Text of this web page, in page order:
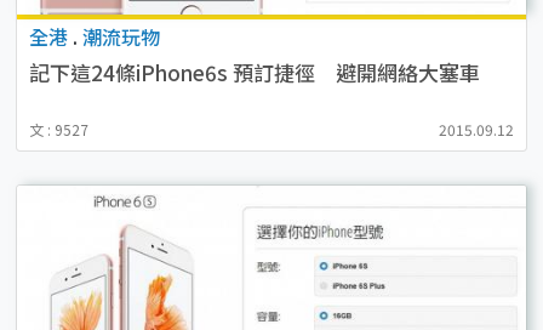
全港 . 潮流玩物
記下這24條iPhone6s 預訂捷徑 避開網絡大塞車
文 : 9527 2015.09.12